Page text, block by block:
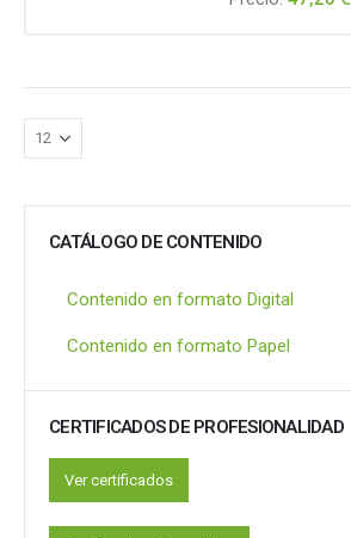
CATÁLOGO DE CONTENIDO
Contenido en formato Digital
Contenido en formato Papel
CERTIFICADOS DE PROFESIONALIDAD
Ver certificados